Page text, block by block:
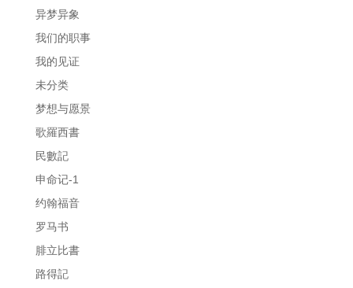
异梦异象
我们的职事
我的见证
未分类
梦想与愿景
歌羅西書
民數記
申命记-1
约翰福音
罗马书
腓立比書
路得記